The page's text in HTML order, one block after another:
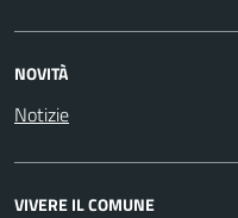
NOVITÀ
Notizie
VIVERE IL COMUNE